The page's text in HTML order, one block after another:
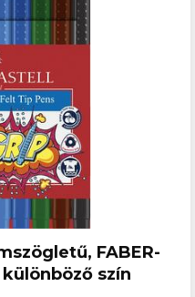
FABER-
különböző szín